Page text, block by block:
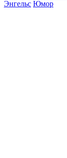
Энгельс Юмор